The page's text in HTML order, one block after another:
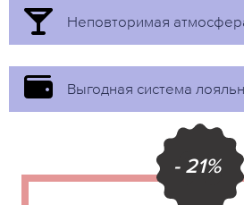
Неповторимая
Выгодная система
- 21%